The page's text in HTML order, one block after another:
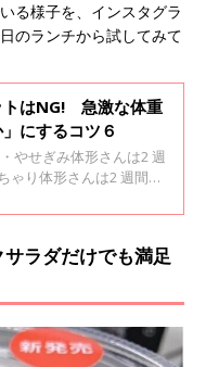
る様子を、インスタグラ
のランチから試してみて
トはNG! 急激な体重
にするコツ６
やせぎみ体形さんは2 週
ゃり体形さんは2 週間で
血液を循環させる心臓
増加が加わると、さらに
出るなどのトラブルが起
ラダだけでも満足